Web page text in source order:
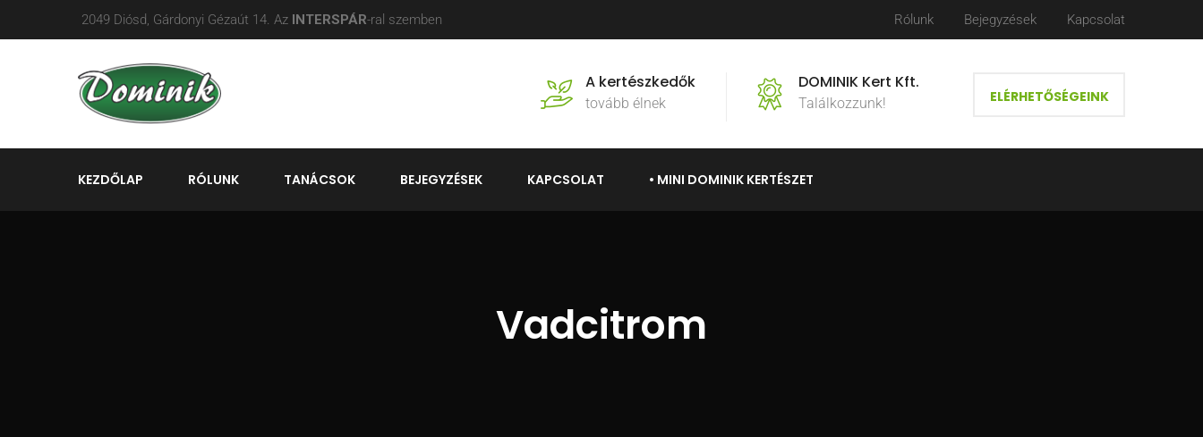
2049 Diósd, Gárdonyi Gézaút 14. Az INTERSPÁR-ral szemben Rólunk Bejegyzések Kapcsolat
A kertészkedők
tovább élnek
DOMINIK Kert Kft.
Találkozzunk! ELÉRHETŐSÉGEINK
KEZDŐLAP RÓLUNK TANÁCSOK BEJEGYZÉSEK KAPCSOLAT • MINI DOMINIK KERTÉSZET
Vadcitrom